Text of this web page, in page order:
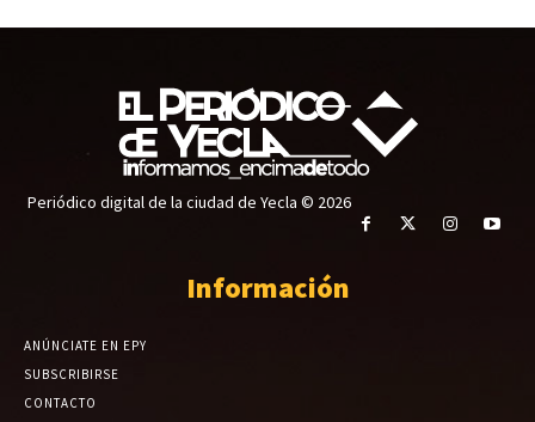
Periódico digital de la ciudad de Yecla © 2026
Información
ANÚNCIATE EN EPY
SUBSCRIBIRSE
CONTACTO